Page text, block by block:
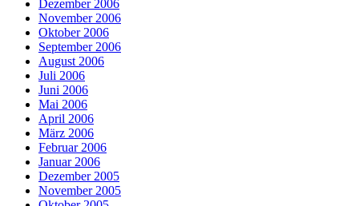
Dezember 2006
November 2006
Oktober 2006
September 2006
August 2006
Juli 2006
Juni 2006
Mai 2006
April 2006
März 2006
Februar 2006
Januar 2006
Dezember 2005
November 2005